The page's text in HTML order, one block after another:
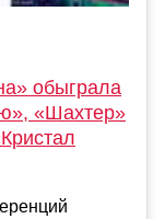
обыграла
«Шахтер»